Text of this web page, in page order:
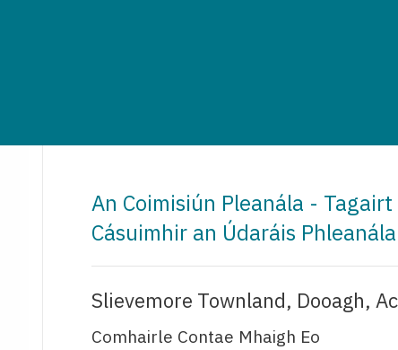
An Coimisiún Pleanála -
Cásuimhir an Údaráis
Slievemore Townland, Dooagh,
Comhairle Contae Mhaigh Eo